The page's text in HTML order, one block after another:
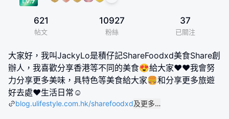
621
帖文
10927
粉絲
37
已關注
大家好，我叫JackyLo是積仔記ShareFoodxd美食Share創
辦人，我喜歡分享香港等不同的美食😍給大家❤️❤️我會努
力分享更多美味，具特色等美食給大家🍔和分享更多旅遊
好去處❤️生活日常☺
blog.ulifestyle.com.hk/sharefoodxd及更多…